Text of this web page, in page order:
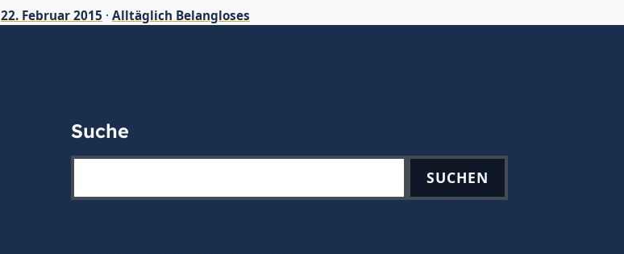
22. Februar 2015 · Alltäglich Belangloses
Suche
SUCHEN